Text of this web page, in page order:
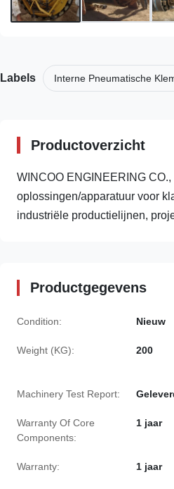
Labels Interne Pneumatische
Productoverzicht
WINCOO ENGINEERING
oplossingen/apparatuur voor
industriële productielijnen,
Productgegevens
Condition: Nieuw
Weight (KG): 200
Machinery Test Report:
Warranty Of Core
Components:
1 jaar
Warranty: 1 jaar